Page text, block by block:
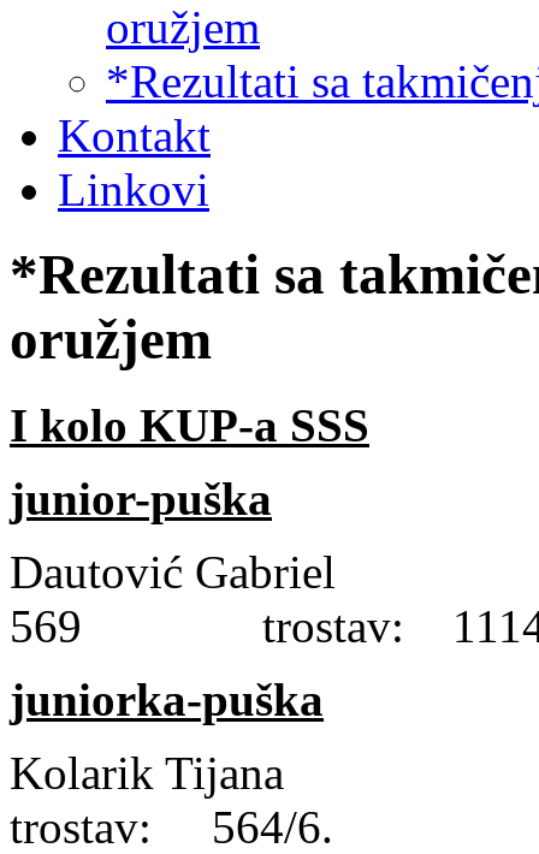
oružjem
*Rezultati sa
Kontakt
Linkovi
*Rezultati sa
oružjem
I kolo KUP-a SSS
junior-puška
Dautović
569 trostav:
juniorka-puška
Kolarik Tijana
trostav: 564/6.